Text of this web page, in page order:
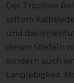
Der Tricolore
softem
und das
diesen Stiefeln
sondern auch
Langlebigkeit.